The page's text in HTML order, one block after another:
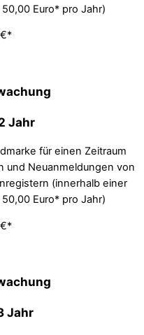
Euro* pro Jahr)
Jahr
für einen Zeitraum
und Neuanmeldungen von
(innerhalb einer
Euro* pro Jahr)
Jahr